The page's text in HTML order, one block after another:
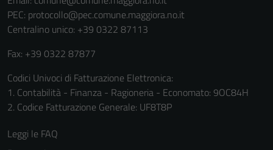
PEC: protocollo@pec.comune.maggiora.no.it
Centralino unico: +39 0322 87113
Fax: +39 0322 87877
Codici Univoci di Fatturazione Elettronica:
1. Contabilità - Finanza - Ragioneria - Economato: 9OC84H
2. Codice Fatturazione Generale: UF8T8P
Leggi le FAQ